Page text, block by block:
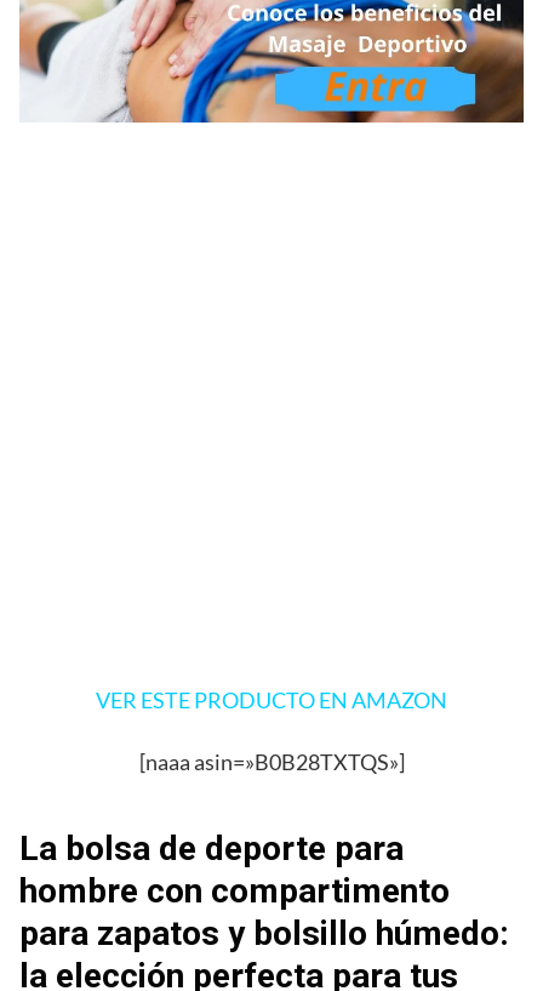
VER ESTE PRODUCTO EN AMAZON
[naaa asin=»B0B28TXTQS»]
La bolsa de deporte para
hombre con compartimento
para zapatos y bolsillo húmedo:
la elección perfecta para tus